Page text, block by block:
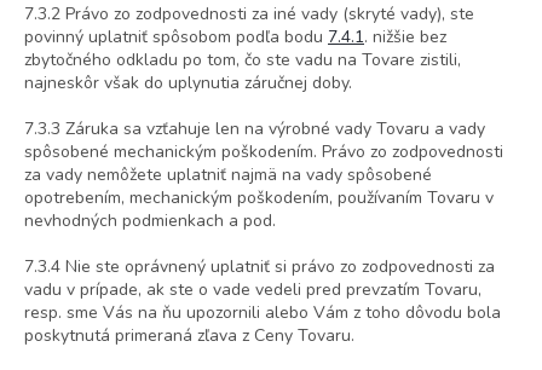
7.3.2 Právo zo zodpovednosti za iné vady (skryté vady), ste
povinný uplatniť spôsobom podľa bodu 7.4.1. nižšie bez
zbytočného odkladu po tom, čo ste vadu na Tovare zistili,
najneskôr však do uplynutia záručnej doby.
7.3.3 Záruka sa vzťahuje len na výrobné vady Tovaru a vady
spôsobené mechanickým poškodením. Právo zo zodpovednosti
za vady nemôžete uplatniť najmä na vady spôsobené
opotrebením, mechanickým poškodením, používaním Tovaru v
nevhodných podmienkach a pod.
7.3.4 Nie ste oprávnený uplatniť si právo zo zodpovednosti za
vadu v prípade, ak ste o vade vedeli pred prevzatím Tovaru,
resp. sme Vás na ňu upozornili alebo Vám z toho dôvodu bola
poskytnutá primeraná zľava z Ceny Tovaru.